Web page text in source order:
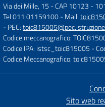
Via dei Mille, 15 - CAP 10123 -
Tel 011 01159100- Mail:
- PEC:
Codice meccanografico:
Codice IPA: istsc_toic815005 -
Codice Meccanografico:
Sito web